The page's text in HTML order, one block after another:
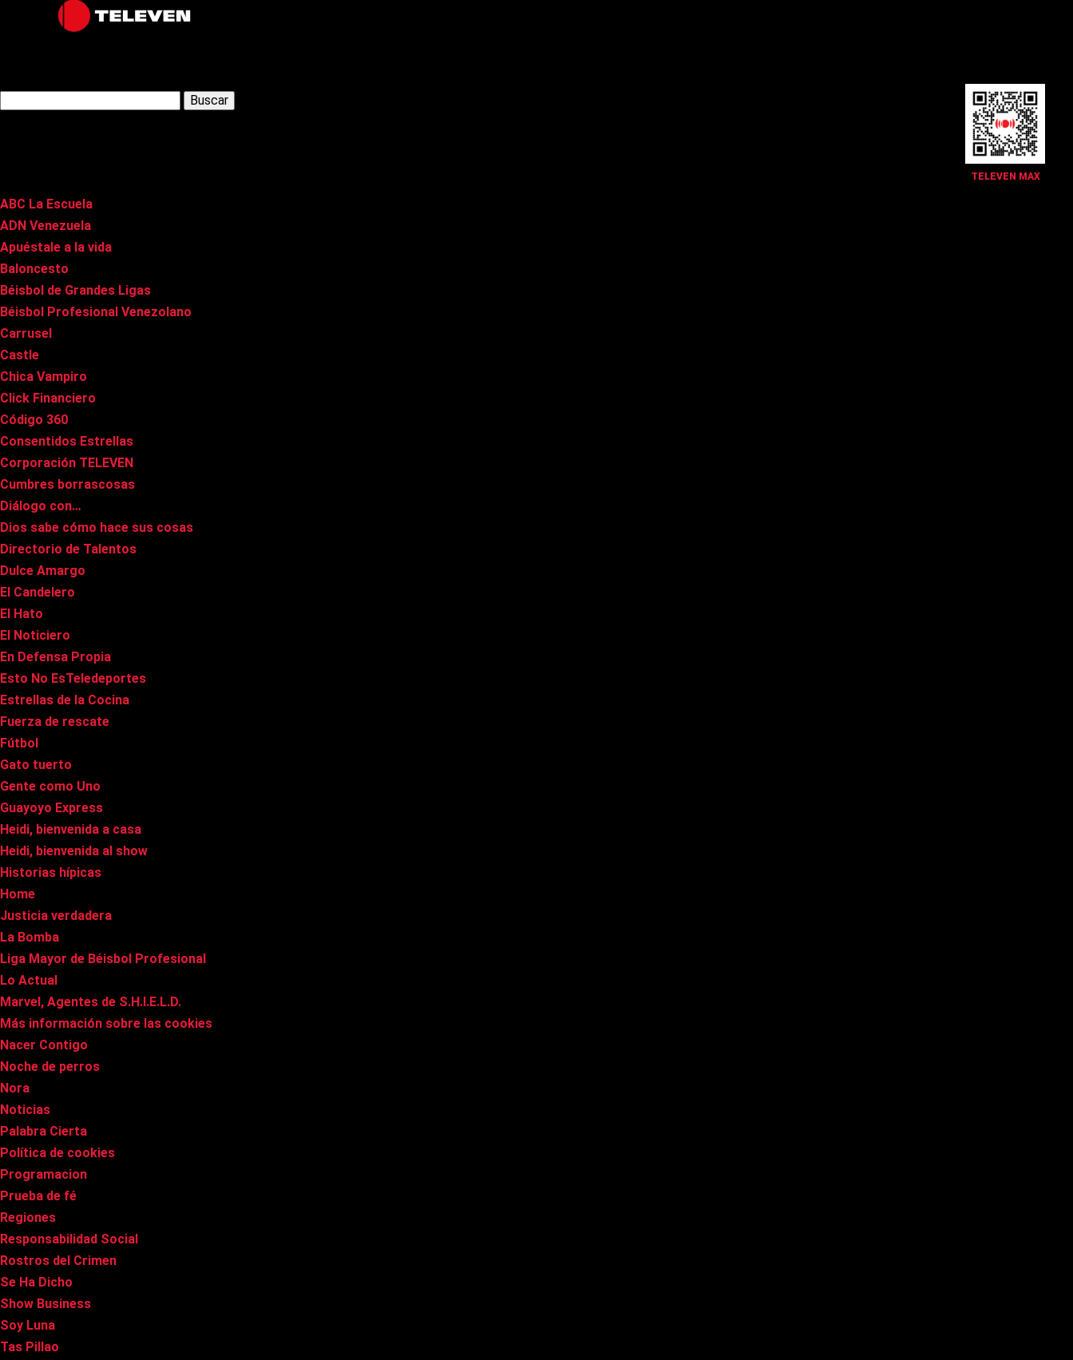
TELEVEN MAX
Latest Posts
ABC La Escuela
ADN Venezuela
Apuéstale a la vida
Baloncesto
Béisbol de Grandes Ligas
Béisbol Profesional Venezolano
Carrusel
Castle
Chica Vampiro
Click Financiero
Código 360
Consentidos Estrellas
Corporación TELEVEN
Cumbres borrascosas
Diálogo con…
Dios sabe cómo hace sus cosas
Directorio de Talentos
Dulce Amargo
El Candelero
El Hato
El Noticiero
En Defensa Propia
Esto No EsTeledeportes
Estrellas de la Cocina
Fuerza de rescate
Fútbol
Gato tuerto
Gente como Uno
Guayoyo Express
Heidi, bienvenida a casa
Heidi, bienvenida al show
Historias hípicas
Home
Justicia verdadera
La Bomba
Liga Mayor de Béisbol Profesional
Lo Actual
Marvel, Agentes de S.H.I.E.L.D.
Más información sobre las cookies
Nacer Contigo
Noche de perros
Nora
Noticias
Palabra Cierta
Política de cookies
Programacion
Prueba de fé
Regiones
Responsabilidad Social
Rostros del Crimen
Se Ha Dicho
Show Business
Soy Luna
Tas Pillao